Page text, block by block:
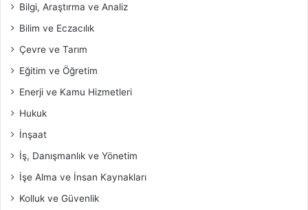
Bilgi, Araştırma ve Analiz
Bilim ve Eczacılık
Çevre ve Tarım
Eğitim ve Öğretim
Enerji ve Kamu Hizmetleri
Hukuk
İnşaat
İş, Danışmanlık ve Yönetim
İşe Alma ve İnsan Kaynakları
Kolluk ve Güvenlik